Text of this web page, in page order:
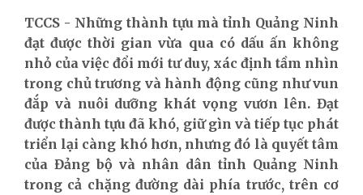
TCCS - Những thành tựu mà tỉnh Quảng Ninh
đạt được thời gian vừa qua có dấu ấn không
nhỏ của việc đổi mới tư duy, xác định tầm nhìn
trong chủ trương và hành động cũng như vun
đắp và nuôi dưỡng khát vọng vươn lên. Đạt
được thành tựu đã khó, giữ gìn và tiếp tục phát
triển lại càng khó hơn, nhưng đó là quyết tâm
của Đảng bộ và nhân dân tỉnh Quảng Ninh
trong cả chặng đường dài phía trước, trên cơ